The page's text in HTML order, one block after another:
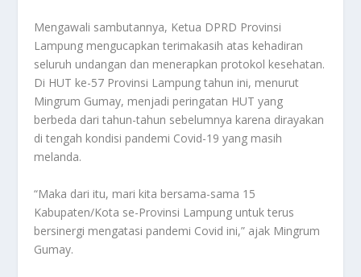
Mengawali sambutannya, Ketua DPRD Provinsi
Lampung mengucapkan terimakasih atas kehadiran
seluruh undangan dan menerapkan protokol kesehatan.
Di HUT ke-57 Provinsi Lampung tahun ini, menurut
Mingrum Gumay, menjadi peringatan HUT yang
berbeda dari tahun-tahun sebelumnya karena dirayakan
di tengah kondisi pandemi Covid-19 yang masih
melanda.
“Maka dari itu, mari kita bersama-sama 15
Kabupaten/Kota se-Provinsi Lampung untuk terus
bersinergi mengatasi pandemi Covid ini,” ajak Mingrum
Gumay.